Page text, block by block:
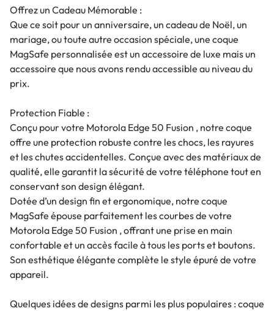
Offrez un Cadeau Mémorable :
Que ce soit pour un anniversaire, un cadeau de Noël, un
mariage, ou toute autre occasion spéciale, une coque
MagSafe personnalisée est un accessoire de luxe mais un
accessoire que nous avons rendu accessible au niveau du
prix.
Protection Fiable :
Conçu pour votre Motorola Edge 50 Fusion , notre coque
offre une protection robuste contre les chocs, les rayures
et les chutes accidentelles. Conçue avec des matériaux de
qualité, elle garantit la sécurité de votre téléphone tout en
conservant son design élégant.
Dotée d’un design fin et ergonomique, notre coque
MagSafe épouse parfaitement les courbes de votre
Motorola Edge 50 Fusion , offrant une prise en main
confortable et un accès facile à tous les ports et boutons.
Son esthétique élégante complète le style épuré de votre
appareil.
Quelques idées de designs parmi les plus populaires : coque